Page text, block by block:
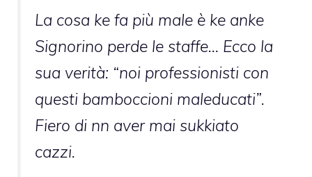
La cosa ke fa più male è ke anke
Signorino perde le staffe… Ecco la
sua verità: “noi professionisti con
questi bamboccioni maleducati”.
Fiero di nn aver mai sukkiato
cazzi.